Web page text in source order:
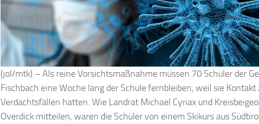
(jol/mtk) – Als reine Vorsichtsmaßnahme müssen 70 Schüler der
Fischbach eine Woche lang der Schule fernbleiben, weil sie Kontakt
Verdachtsfällen hatten. Wie Landrat Michael Cyriax und
Overdick mitteilen, waren die Schüler von einem Skikurs aus